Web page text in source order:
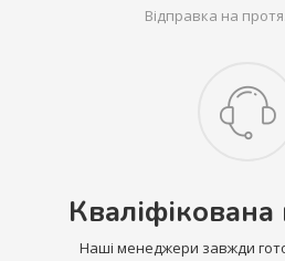
Відправка на
Наші менеджери завжди